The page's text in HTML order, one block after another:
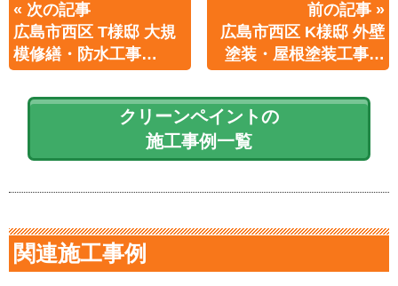
« 次の記事
広島市西区 T様邸 大規
模修繕・防水工事…
前の記事 »
広島市西区 K様邸 外壁
塗装・屋根塗装工事…
クリーンペイントの
施工事例一覧
関連施工事例